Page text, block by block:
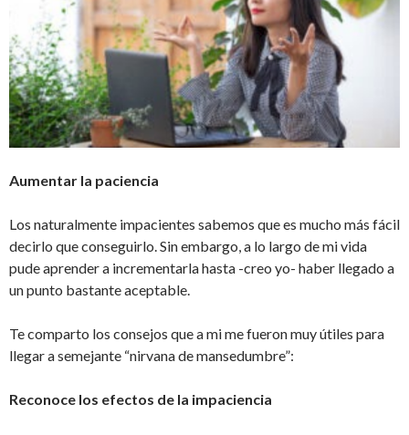
Aumentar la paciencia
Los naturalmente impacientes sabemos que es mucho más fácil
decirlo que conseguirlo. Sin embargo, a lo largo de mi vida
pude aprender a incrementarla hasta -creo yo- haber llegado a
un punto bastante aceptable.
Te comparto los consejos que a mi me fueron muy útiles para
llegar a semejante “nirvana de mansedumbre”:
Reconoce los efectos de la impaciencia